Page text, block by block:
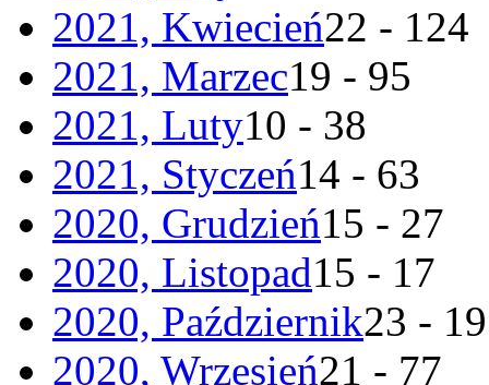
2021, Kwiecień22 - 124
2021, Marzec19 - 95
2021, Luty10 - 38
2021, Styczeń14 - 63
2020, Grudzień15 - 27
2020, Listopad15 - 17
2020, Październik23 - 19
2020, Wrzesień21 - 77